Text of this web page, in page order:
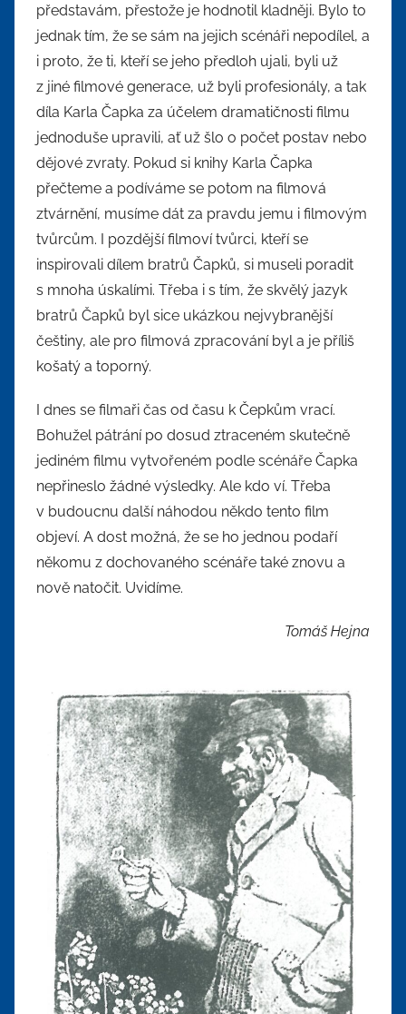
představám, přestože je hodnotil kladněji. Bylo to
jednak tím, že se sám na jejich scénáři nepodílel, a
i proto, že ti, kteří se jeho předloh ujali, byli už
z jiné filmové generace, už byli profesionály, a tak
díla Karla Čapka za účelem dramatičnosti filmu
jednoduše upravili, ať už šlo o počet postav nebo
dějové zvraty. Pokud si knihy Karla Čapka
přečteme a podíváme se potom na filmová
ztvárnění, musíme dát za pravdu jemu i filmovým
tvůrcům. I pozdější filmoví tvůrci, kteří se
inspirovali dílem bratrů Čapků, si museli poradit
s mnoha úskalími. Třeba i s tím, že skvělý jazyk
bratrů Čapků byl sice ukázkou nejvybranější
češtiny, ale pro filmová zpracování byl a je příliš
košatý a toporný.
I dnes se filmaři čas od času k Čepkům vrací.
Bohužel pátrání po dosud ztraceném skutečně
jediném filmu vytvořeném podle scénáře Čapka
nepřineslo žádné výsledky. Ale kdo ví. Třeba
v budoucnu další náhodou někdo tento film
objeví. A dost možná, že se ho jednou podaří
někomu z dochovaného scénáře také znovu a
nově natočit. Uvidíme.
Tomáš Hejna